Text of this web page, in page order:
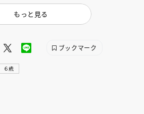
もっと見る
ブックマーク
６歳